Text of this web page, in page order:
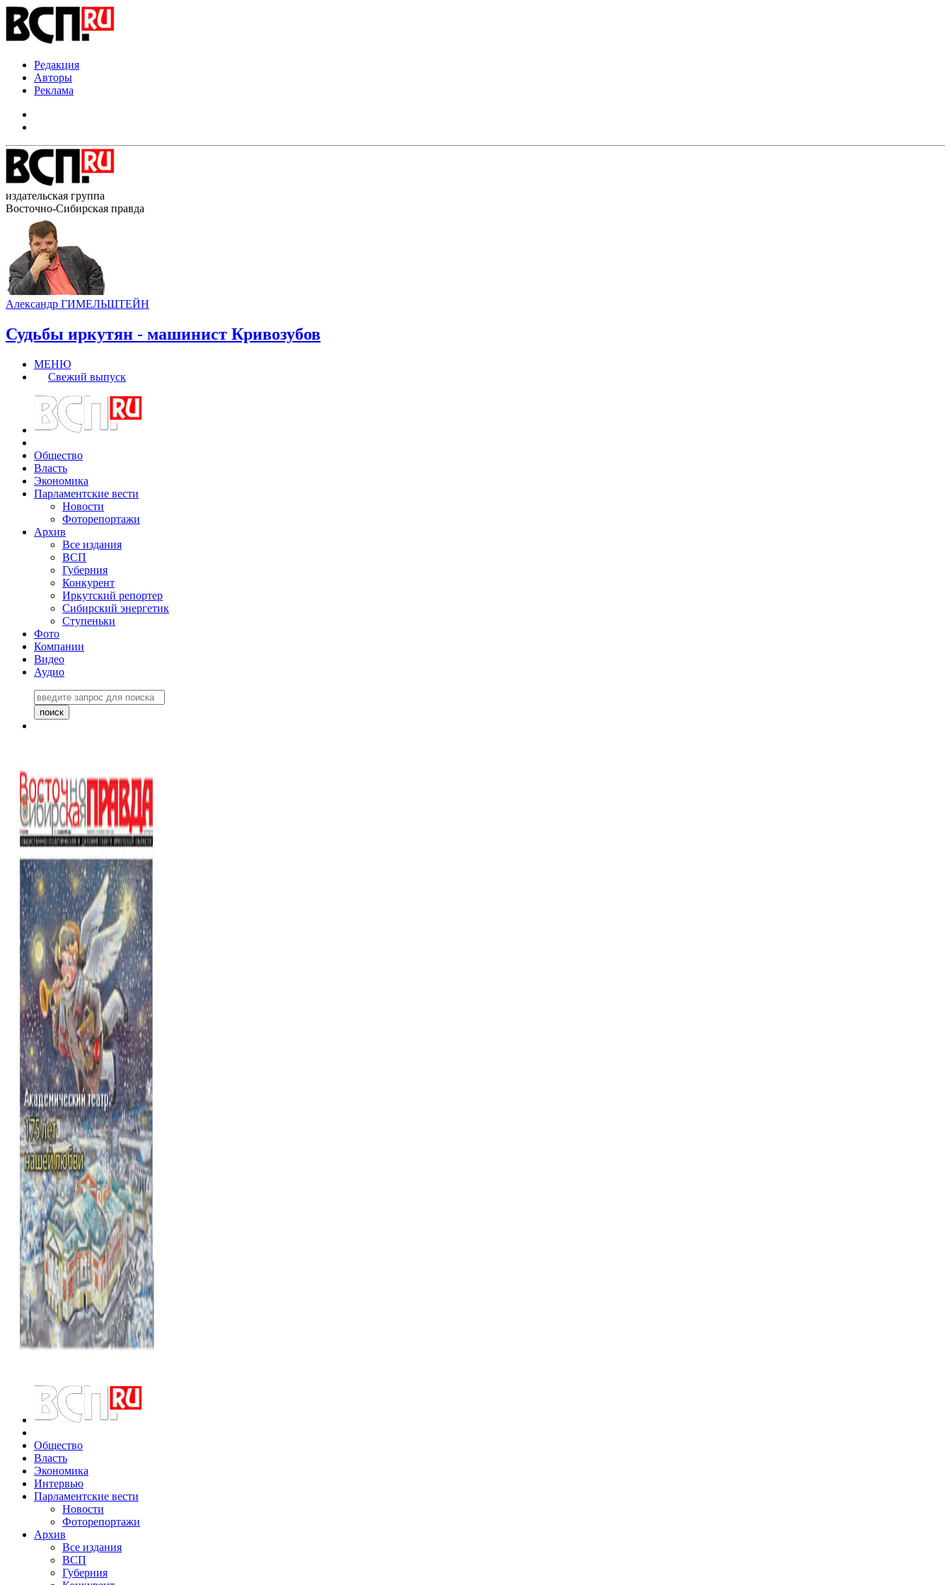
Редакция
Авторы
Реклама
издательская группа
Восточно-Сибирская правда
Александр ГИМЕЛЬШТЕЙН
Судьбы иркутян - машинист Кривозубов
МЕНЮ
Свежий выпуск
Общество
Власть
Экономика
Парламентские вести
Новости
Фоторепортажи
Архив
Все издания
ВСП
Губерния
Конкурент
Иркутский репортер
Сибирский энергетик
Ступеньки
Фото
Компании
Видео
Аудио
Общество
Власть
Экономика
Интервью
Парламентские вести
Новости
Фоторепортажи
Архив
Все издания
ВСП
Губерния